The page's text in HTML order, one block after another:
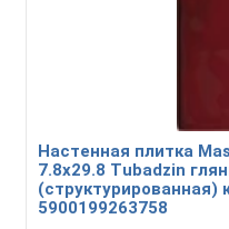
Настенная плитка
7.8х29.8 Tubadzin
(структурированная)
5900199263758